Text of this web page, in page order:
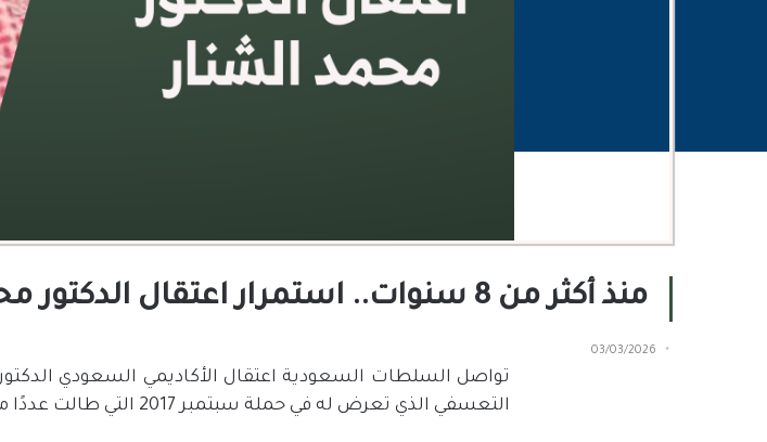
منذ أكثر من 8 سنوات.. استمرار اعتقال الدكتور محمد الشنار
03/03/2026
تواصل السلطات السعودية اعتقال الأكاديمي السعودي
التعسفي الذي تعرض له في حملة سبتمبر2017 التي طالت عددًا